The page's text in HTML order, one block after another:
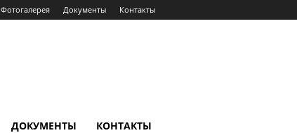
Фотогалерея Документы Контакты
ДОКУМЕНТЫ КОНТАКТЫ